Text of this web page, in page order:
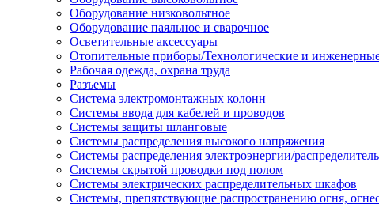
Оборудование низковольтное
Оборудование паяльное и сварочное
Осветительные аксессуары
Отопительные приборы/Технологические и
Рабочая одежда, охрана труда
Разъемы
Система электромонтажных колонн
Системы ввода для кабелей и проводов
Системы защиты шланговые
Системы распределения высокого напряжения
Системы распределения электроэнергии/
Системы скрытой проводки под полом
Системы электрических распределительных шкафов
Системы, препятствующие распространению огня,